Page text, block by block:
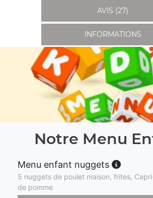
AVIS (27)
INFORMATIONS
Notre Menu
Menu enfant nuggets
5 nuggets de poulet maison, frites,
de pomme